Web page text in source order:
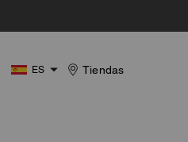
ES Tiendas